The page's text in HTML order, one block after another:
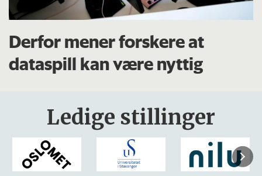
Derfor mener forskere at
dataspill kan være nyttig
Ledige stillinger